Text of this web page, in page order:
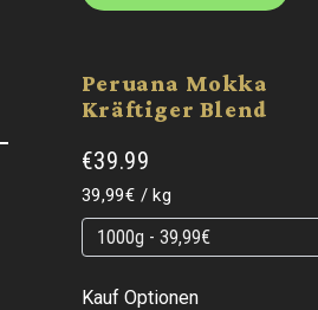
Peruana Mokka
Kräftiger Blend
€39.99
Grundpreis
39,99€ / pro
kg
Grundpreis
Grundpreis
Kauf Optionen